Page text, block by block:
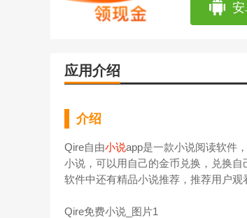
应用介绍
介绍
Qire自由小说app是一款小说阅读软件
小说，可以用自己的金币兑换，兑换
软件中还有精品小说推荐，推荐用户
Qire免费小说_图片1